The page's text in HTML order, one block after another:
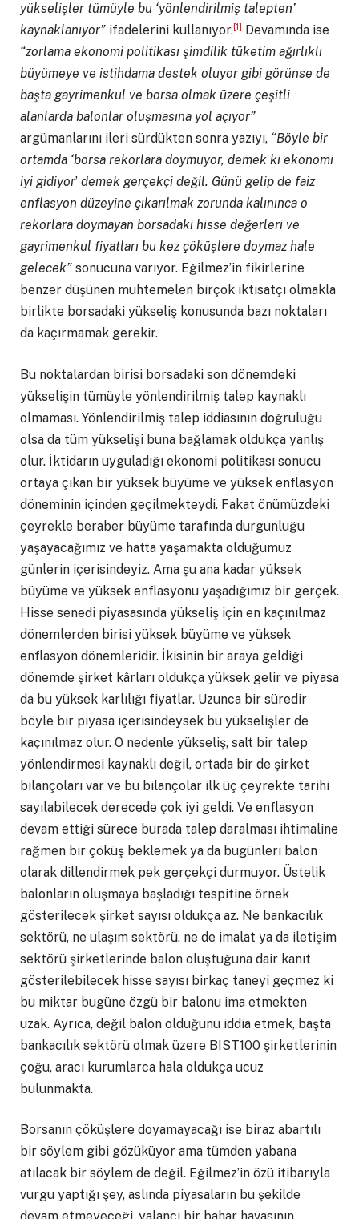
yükselişler tümüyle bu ‘yönlendirilmiş talepten’
kaynaklanıyor” ifadelerini kullanıyor.[1] Devamında ise
“zorlama ekonomi politikası şimdilik tüketim ağırlıklı
büyümeye ve istihdama destek oluyor gibi görünse de
başta gayrimenkul ve borsa olmak üzere çeşitli
alanlarda balonlar oluşmasına yol açıyor”
argümanlarını ileri sürdükten sonra yazıyı, “Böyle bir
ortamda ‘borsa rekorlara doymuyor, demek ki ekonomi
iyi gidiyor’ demek gerçekçi değil. Günü gelip de faiz
enflasyon düzeyine çıkarılmak zorunda kalınınca o
rekorlara doymayan borsadaki hisse değerleri ve
gayrimenkul fiyatları bu kez çöküşlere doymaz hale
gelecek” sonucuna varıyor. Eğilmez’in fikirlerine
benzer düşünen muhtemelen birçok iktisatçı olmakla
birlikte borsadaki yükseliş konusunda bazı noktaları
da kaçırmamak gerekir.
Bu noktalardan birisi borsadaki son dönemdeki
yükselişin tümüyle yönlendirilmiş talep kaynaklı
olmaması. Yönlendirilmiş talep iddiasının doğruluğu
olsa da tüm yükselişi buna bağlamak oldukça yanlış
olur. İktidarın uyguladığı ekonomi politikası sonucu
ortaya çıkan bir yüksek büyüme ve yüksek enflasyon
döneminin içinden geçilmekteydi. Fakat önümüzdeki
çeyrekle beraber büyüme tarafında durgunluğu
yaşayacağımız ve hatta yaşamakta olduğumuz
günlerin içerisindeyiz. Ama şu ana kadar yüksek
büyüme ve yüksek enflasyonu yaşadığımız bir gerçek.
Hisse senedi piyasasında yükseliş için en kaçınılmaz
dönemlerden birisi yüksek büyüme ve yüksek
enflasyon dönemleridir. İkisinin bir araya geldiği
dönemde şirket kârları oldukça yüksek gelir ve piyasa
da bu yüksek karlılığı fiyatlar. Uzunca bir süredir
böyle bir piyasa içerisindeysek bu yükselişler de
kaçınılmaz olur. O nedenle yükseliş, salt bir talep
yönlendirmesi kaynaklı değil, ortada bir de şirket
bilançoları var ve bu bilançolar ilk üç çeyrekte tarihi
sayılabilecek derecede çok iyi geldi. Ve enflasyon
devam ettiği sürece burada talep daralması ihtimaline
rağmen bir çöküş beklemek ya da bugünleri balon
olarak dillendirmek pek gerçekçi durmuyor. Üstelik
balonların oluşmaya başladığı tespitine örnek
gösterilecek şirket sayısı oldukça az. Ne bankacılık
sektörü, ne ulaşım sektörü, ne de imalat ya da iletişim
sektörü şirketlerinde balon oluştuğuna dair kanıt
gösterilebilecek hisse sayısı birkaç taneyi geçmez ki
bu miktar bugüne özgü bir balonu ima etmekten
uzak. Ayrıca, değil balon olduğunu iddia etmek, başta
bankacılık sektörü olmak üzere BIST100 şirketlerinin
çoğu, aracı kurumlarca hala oldukça ucuz
bulunmakta.
Borsanın çöküşlere doyamayacağı ise biraz abartılı
bir söylem gibi gözüküyor ama tümden yabana
atılacak bir söylem de değil. Eğilmez’in özü itibarıyla
vurgu yaptığı şey, aslında piyasaların bu şekilde